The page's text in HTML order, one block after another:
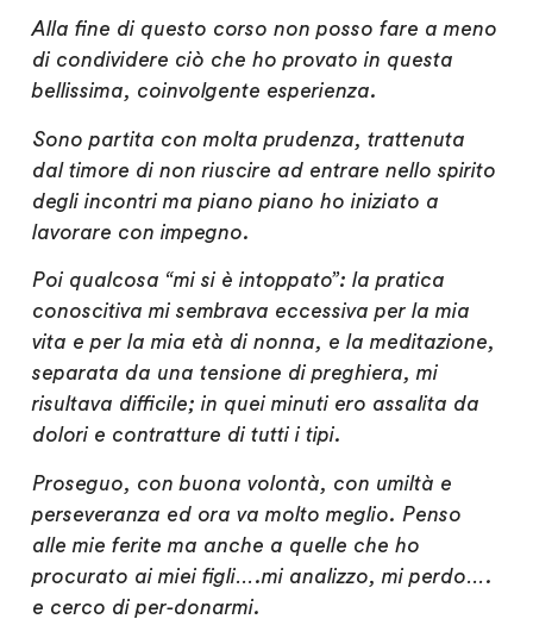
Alla fine di questo corso non posso fare a meno
di condividere ciò che ho provato in questa
bellissima, coinvolgente esperienza.
Sono partita con molta prudenza, trattenuta
dal timore di non riuscire ad entrare nello spirito
degli incontri ma piano piano ho iniziato a
lavorare con impegno.
Poi qualcosa “mi si è intoppato”: la pratica
conoscitiva mi sembrava eccessiva per la mia
vita e per la mia età di nonna, e la meditazione,
separata da una tensione di preghiera, mi
risultava difficile; in quei minuti ero assalita da
dolori e contratture di tutti i tipi.
Proseguo, con buona volontà, con umiltà e
perseveranza ed ora va molto meglio. Penso
alle mie ferite ma anche a quelle che ho
procurato ai miei figli….mi analizzo, mi perdo….
e cerco di per-donarmi.